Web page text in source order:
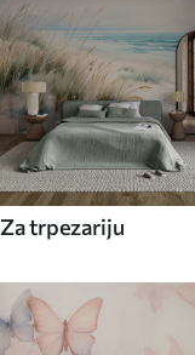
Za trpezariju